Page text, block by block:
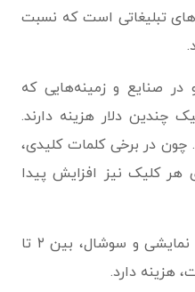
تبلیغاتی است که نسبت
صنایع و زمینه‌هایی که
چندین دلار هزینه دارند.
چون در برخی کلمات کلیدی،
دلار به ازای هر کلیک نیز افزایش پیدا
در مقابل، تبلیغات ریمارکتینگ نمایشی و سوشال، بین ۲ تا